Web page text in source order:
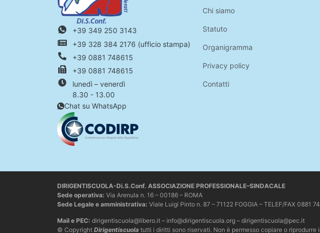
+39 349 250 3143
+39 328 384 2176 (ufficio stampa)
+39 0881 748615
+39 0881 748615
lunedì – venerdì
8.30 - 13.00
Chat su WhatsApp
Chi siamo
Statuto
Organigramma
Privacy policy
Contatti
DIRIGENTISCUOLA-Di.S.Conf. ASSOCIAZIONE PROFESSIONALE–SINDACALE
Sede operativa: Via Arenula n. 16 – 00186 – ROMA
Sede Legale e amministrativa: Viale Luigi Pinto n. 87 – 71122 FOGGIA – TELEF/FAX
Mail e PEC: dirigentiscuola@libero.it – info@dirigentiscuola.org – dirigentiscuola@pec.it
© Copyright Dirigentiscuola tutti i diritti sono riservati. Non è permesso copiare o